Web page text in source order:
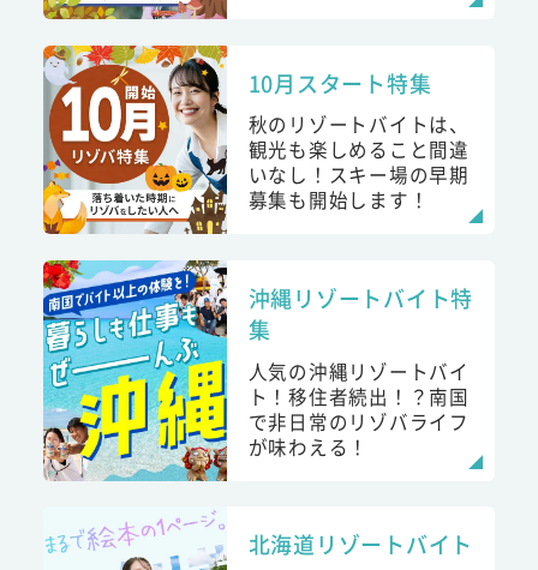
10月スタート特集
秋のリゾートバイトは、
観光も楽しめること間違
いなし！スキー場の早期
募集も開始します！
沖縄リゾートバイト特
集
人気の沖縄リゾートバイ
ト！移住者続出！？南国
で非日常のリゾバライフ
が味わえる！
北海道リゾートバイト